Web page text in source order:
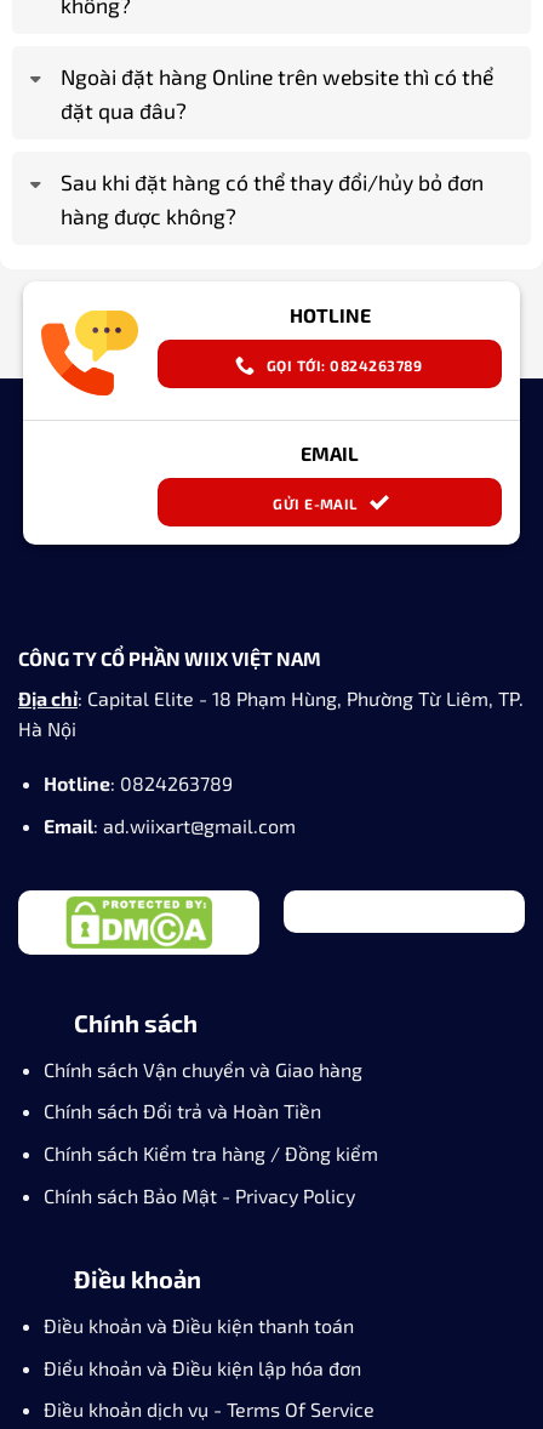
Ngoài đặt hàng Online trên website thì có thể
đặt qua đâu?
Sau khi đặt hàng có thể thay đổi/hủy bỏ đơn
hàng được không?
HOTLINE
GỌI TỚI: 0824263789
EMAIL
GỬI E-MAIL
CÔNG TY CỔ PHẦN WIIX VIỆT NAM
Địa chỉ: Capital Elite - 18 Phạm Hùng, Phường Từ Liêm, TP.
Hà Nội
Hotline: 0824263789
Email: ad.wiixart@gmail.com
Chính sách
Chính sách Vận chuyển và Giao hàng
Chính sách Đổi trả và Hoàn Tiền
Chính sách Kiểm tra hàng / Đồng kiểm
Chính sách Bảo Mật - Privacy Policy
Điều khoản
Điều khoản và Điều kiện thanh toán
Điểu khoản và Điều kiện lập hóa đơn
Điều khoản dịch vụ - Terms Of Service